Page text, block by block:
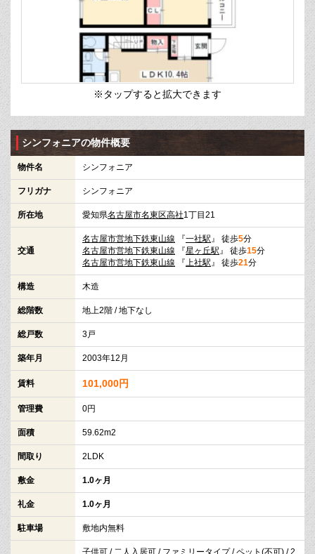
※タップすると拡大できます
シンフォニアの物件概要
物件名 シンフォニア
フリガナ シンフォニア
所在地 愛知県名古屋市名東区高社1丁目21
交通
名古屋市営地下鉄東山線 『一社駅 』 徒歩5分
名古屋市営地下鉄東山線 『星ヶ丘駅 』 徒歩15分
名古屋市営地下鉄東山線 『 上社駅 』 徒歩21分
構造 木造
総階数 地上2階 / 地下なし
総戸数 3戸
築年月 2003年12月
賃料 101,000円
管理費 0円
面積 59.62m2
間取り 2LDK
敷金 1.0ヶ月
礼金 1.0ヶ月
駐車場 敷地内無料
子供可 / 二人入居可 / ファミリータイプ / ペット(不可) / 2